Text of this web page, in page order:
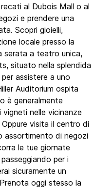
al Dubois Mall o al
e prendere una
Scopri gioielli,
locale presso la
serata a teatro unica,
situato nella splendida
assistere a uno
Auditorium ospita
è generalmente
nelle vicinanze
visita il centro di
assortimento di negozi
le tue giornate
per i
sicuramente un
oggi stesso la